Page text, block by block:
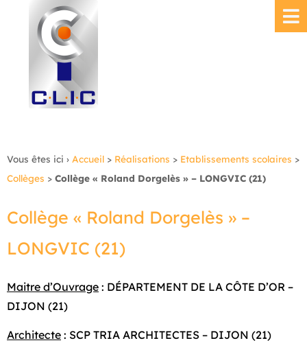
Vous êtes ici › Accueil > Réalisations > Etablissements scolaires >
Collèges > Collège « Roland Dorgelès » – LONGVIC (21)
Collège « Roland Dorgelès » –
LONGVIC (21)
Maitre d’Ouvrage : DÉPARTEMENT DE LA CÔTE D’OR –
DIJON (21)
Architecte : SCP TRIA ARCHITECTES – DIJON (21)